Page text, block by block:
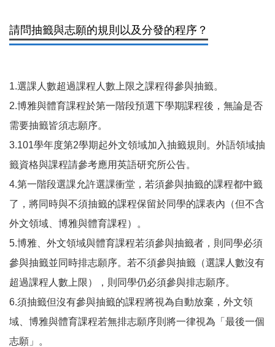
請問抽籤與志願的規則以及分發的程序？
1.選課人數超過課程人數上限之課程得參與抽籤。
2.博雅與體育課程於第一階段預選下學期課程後，無論是否
需要抽籤皆須志願序。
3.101學年度第2學期起外文領域加入抽籤規則。外語領域抽
籤資格與課程請參考應用英語研究所公告。
4.第一階段選課允許選課衝堂，若須參與抽籤的課程都中籤
了，將同時與不須抽籤的課程保留於同學的課表內（但不含
外文領域、博雅與體育課程）。
5.博雅、外文領域與體育課程若須參與抽籤者，則同學必須
參與抽籤並同時排志願序。若不須參與抽籤（選課人數沒有
超過課程人數上限），則同學仍必須參與排志願序。
6.須抽籤但沒有參與抽籤的課程將視為自動放棄，外文領
域、博雅與體育課程若無排志願序則將一律視為「最後一個
志願」。